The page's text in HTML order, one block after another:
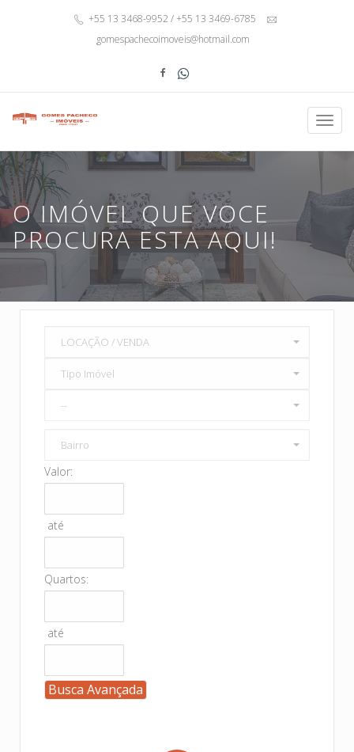
+55 13 3468-9952 / +55 13 3469-6785
gomespachecoimoveis@hotmail.com
O IMÓVEL QUE VOCE
PROCURA ESTA AQUI!
LOCAÇÃO / VENDA
Tipo Imóvel
--
Bairro
Valor:
até
Quartos:
até
Busca Avançada